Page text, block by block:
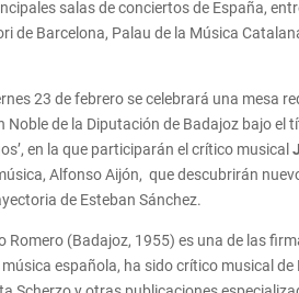
salas de conciertos de España,
de Barcelona, Palau de la Música
23 de febrero se celebrará una mesa
Noble de la Diputación de Badajoz bajo el
en la que participarán el crítico musical
Alfonso Aijón, que descubrirán
de Esteban Sánchez.
Romero (Badajoz, 1955) es una de las
música española, ha sido crítico musical de